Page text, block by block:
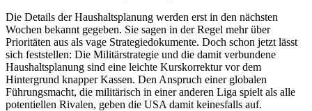
Die Details der Haushaltsplanung werden erst in den nächsten
Wochen bekannt gegeben. Sie sagen in der Regel mehr über
Prioritäten aus als vage Strategiedokumente. Doch schon jetzt lässt
sich feststellen: Die Militärstrategie und die damit verbundene
Haushaltsplanung sind eine leichte Kurskorrektur vor dem
Hintergrund knapper Kassen. Den Anspruch einer globalen
Führungsmacht, die militärisch in einer anderen Liga spielt als alle
potentiellen Rivalen, geben die USA damit keinesfalls auf.